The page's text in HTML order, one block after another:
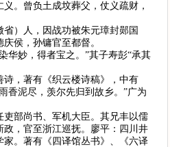
。曾负土成坟葬父，仗义疏财，
）人，因战功被朱元璋封郧国
侯，孙镛官至都督。
华妙，得者宝之。”其子寿彭“承其
，著有《织云楼诗稿》，中有
香泥尽，羡尔先归到故乡。”广为
部尚书、军机大臣。其兄丰以儒
，官至浙江巡抚。廖平：四川井
。著有《四译馆丛书》、《六译